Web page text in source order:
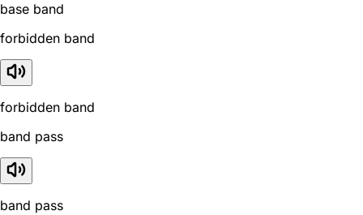
base band
forbidden band
forbidden band
band pass
band pass